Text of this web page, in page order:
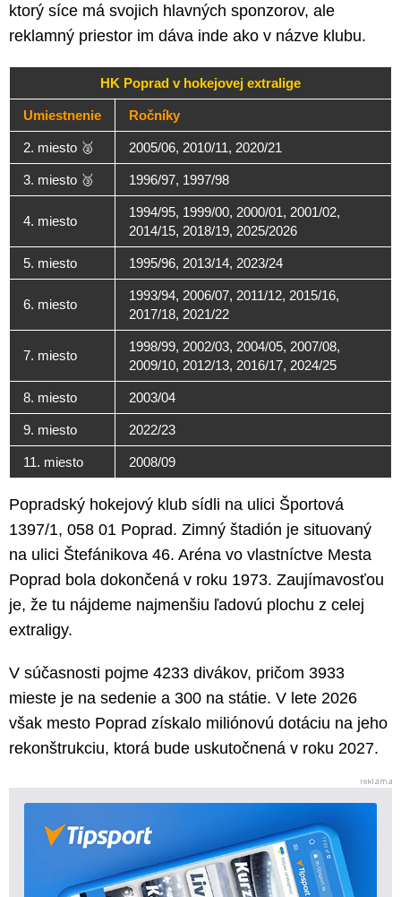
ktorý síce má svojich hlavných sponzorov, ale
reklamný priestor im dáva inde ako v názve klubu.
HK Poprad v hokejovej extralige
Umiestnenie Ročníky
2. miesto 🥈 2005/06, 2010/11, 2020/21
3. miesto 🥉 1996/97, 1997/98
4. miesto
1994/95, 1999/00, 2000/01, 2001/02,
2014/15, 2018/19, 2025/2026
5. miesto 1995/96, 2013/14, 2023/24
6. miesto
1993/94, 2006/07, 2011/12, 2015/16,
2017/18, 2021/22
7. miesto
1998/99, 2002/03, 2004/05, 2007/08,
2009/10, 2012/13, 2016/17, 2024/25
8. miesto 2003/04
9. miesto 2022/23
11. miesto 2008/09
Popradský hokejový klub sídli na ulici Športová
1397/1, 058 01 Poprad. Zimný štadión je situovaný
na ulici Štefánikova 46. Aréna vo vlastníctve Mesta
Poprad bola dokončená v roku 1973. Zaujímavosťou
je, že tu nájdeme najmenšiu ľadovú plochu z celej
extraligy.
V súčasnosti pojme 4233 divákov, pričom 3933
mieste je na sedenie a 300 na státie. V lete 2026
však mesto Poprad získalo miliónovú dotáciu na jeho
rekonštrukciu, ktorá bude uskutočnená v roku 2027.